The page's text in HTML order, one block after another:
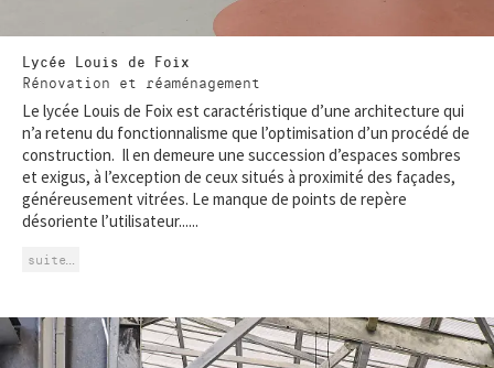
Lycée Louis de Foix
Rénovation et réaménagement
Le lycée Louis de Foix est caractéristique d’une architecture qui
n’a retenu du fonctionnalisme que l’optimisation d’un procédé de
construction. Il en demeure une succession d’espaces sombres
et exigus, à l’exception de ceux situés à proximité des façades,
généreusement vitrées. Le manque de points de repère
désoriente l’utilisateur......
suite…